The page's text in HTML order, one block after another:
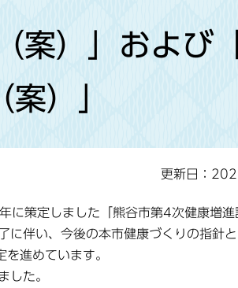
案）」および
）」
更新日：
策定しました「熊谷市第4次健康増進
に伴い、今後の本市健康づくりの指針
進めています。
した。